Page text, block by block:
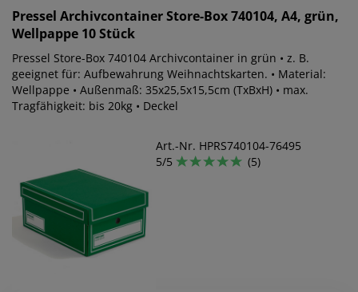
Pressel Archivcontainer Store-Box 740104, A4, grün,
Wellpappe 10 Stück
Pressel Store-Box 740104 Archivcontainer in grün • z. B.
geeignet für: Aufbewahrung Weihnachtskarten. • Material:
Wellpappe • Außenmaß: 35x25,5x15,5cm (TxBxH) • max.
Tragfähigkeit: bis 20kg • Deckel
Art.-Nr. HPRS740104-76495
5/5
(5)